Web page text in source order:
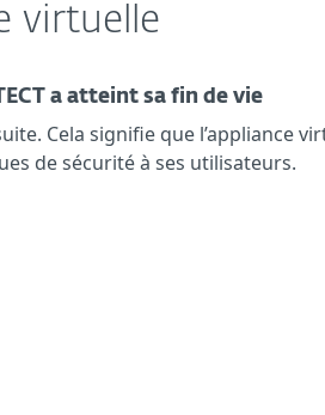
virtuelle
a atteint sa fin de vie
Cela signifie que l’appliance
de sécurité à ses utilisateurs.